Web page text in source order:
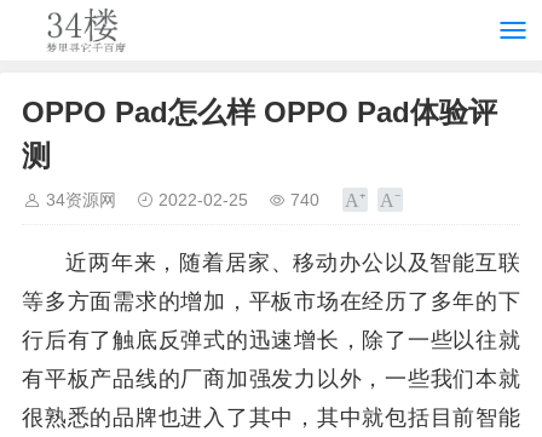
OPPO Pad怎么样 OPPO Pad体验评
测
34资源网 2022-02-25 740
近两年来，随着居家、移动办公以及智能互联
等多方面需求的增加，平板市场在经历了多年的下
行后有了触底反弹式的迅速增长，除了一些以往就
有平板产品线的厂商加强发力以外，一些我们本就
很熟悉的品牌也进入了其中，其中就包括目前智能